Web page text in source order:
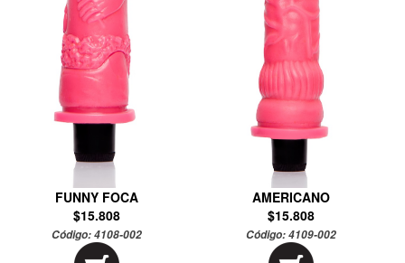
FUNNY FOCA
$15.808
Código:4108-002
AMERICANO
$15.808
Código:4109-002